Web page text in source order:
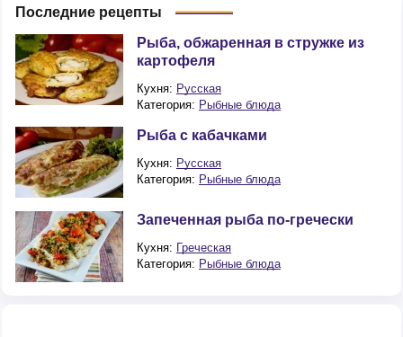
Последние рецепты
Рыба, обжаренная в стружке из
картофеля
Кухня: Русская
Категория: Рыбные блюда
Рыба с кабачками
Кухня: Русская
Категория: Рыбные блюда
Запеченная рыба по-гречески
Кухня: Греческая
Категория: Рыбные блюда